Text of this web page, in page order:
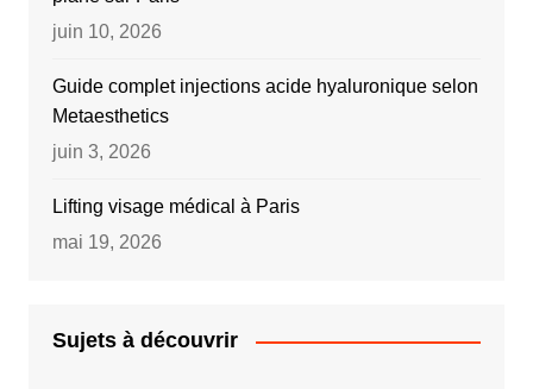
juin 10, 2026
Guide complet injections acide hyaluronique selon
Metaesthetics
juin 3, 2026
Lifting visage médical à Paris
mai 19, 2026
Sujets à découvrir